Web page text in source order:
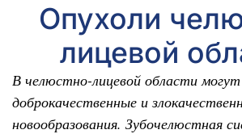
Опухоли
лицевой
В челюстно-лицевой области
доброкачественные и
новообразования. Зубочелюстная